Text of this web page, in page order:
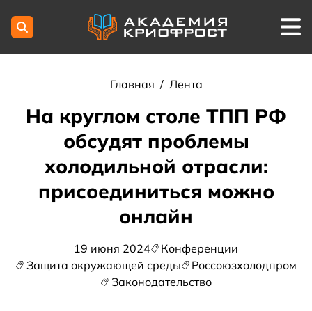
Главная / Лента
На круглом столе ТПП РФ
обсудят проблемы
холодильной отрасли:
присоединиться можно
онлайн
19 июня 2024
Конференции
Защита окружающей среды
Россоюзхолодпром
Законодательство